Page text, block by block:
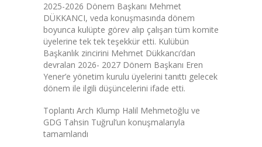
2025-2026 Dönem Başkanı Mehmet
DÜKKANCI, veda konuşmasında dönem
boyunca kulüpte görev alıp çalışan tüm komite
üyelerine tek tek teşekkür etti. Kulübün
Başkanlık zincirini Mehmet Dükkancı’dan
devralan 2026- 2027 Dönem Başkanı Eren
Yener’e yönetim kurulu üyelerini tanıttı gelecek
dönem ile ilgili düşüncelerini ifade etti.
Toplantı Arch Klump Halil Mehmetoğlu ve
GDG Tahsin Tuğrul’un konuşmalarıyla
tamamlandı